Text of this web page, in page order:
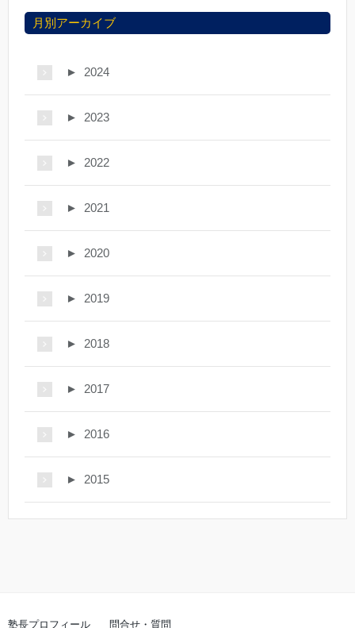
月別アーカイブ
► 2024
► 2023
► 2022
► 2021
► 2020
► 2019
► 2018
► 2017
► 2016
► 2015
塾長プロフィール 問合せ・質問